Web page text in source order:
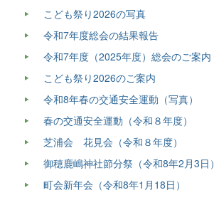
こども祭り2026の写真
令和7年度総会の結果報告
令和7年度（2025年度）総会のご案内
こども祭り2026のご案内
令和8年春の交通安全運動（写真）
春の交通安全運動（令和８年度）
芝浦会 花見会（令和８年度）
御穂鹿嶋神社節分祭（令和8年2月3日）
町会新年会（令和8年1月18日）